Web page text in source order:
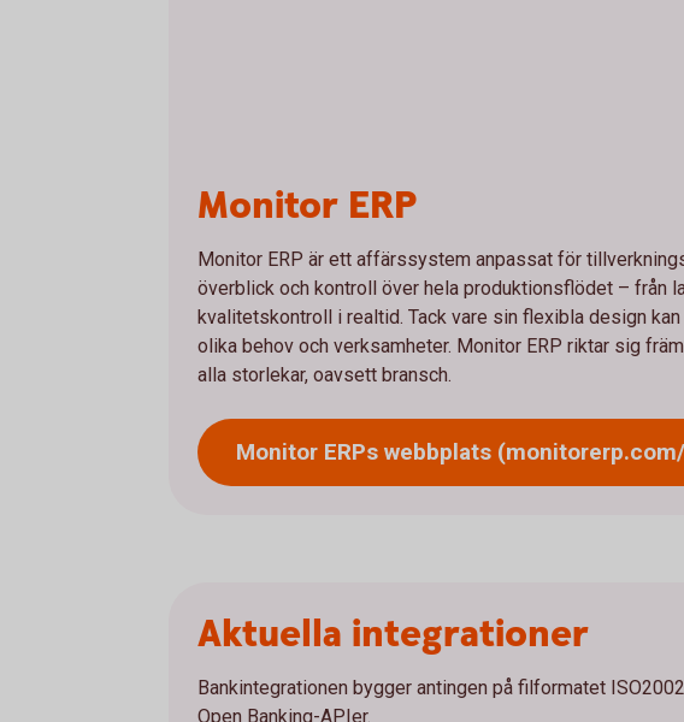
Monitor ERP
Monitor ERP är ett affärssystem anpassat för
överblick och kontroll över hela produktionsflödet – från
kvalitetskontroll i realtid. Tack vare sin flexibla design
olika behov och verksamheter. Monitor ERP riktar sig
alla storlekar, oavsett bransch.
Monitor ERPs webbplats
Aktuella integrationer
Bankintegrationen bygger antingen på filformatet
Open Banking-APIer.